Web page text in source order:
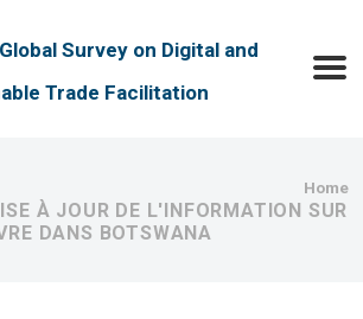
Survey on Digital and
Trade Facilitation
Home
À JOUR DE L'INFORMATION SUR
DANS BOTSWANA